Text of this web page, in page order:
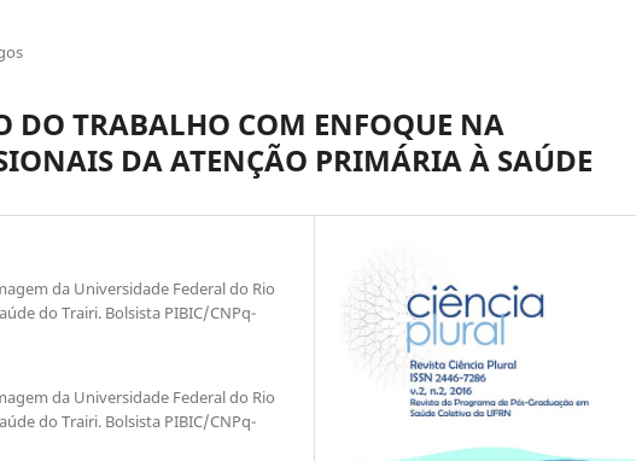
DO TRABALHO COM ENFOQUE NA
DA ATENÇÃO PRIMÁRIA À SAÚDE
da Universidade Federal do Rio
do Trairi. Bolsista PIBIC/CNPq-
da Universidade Federal do Rio
do Trairi. Bolsista PIBIC/CNPq-